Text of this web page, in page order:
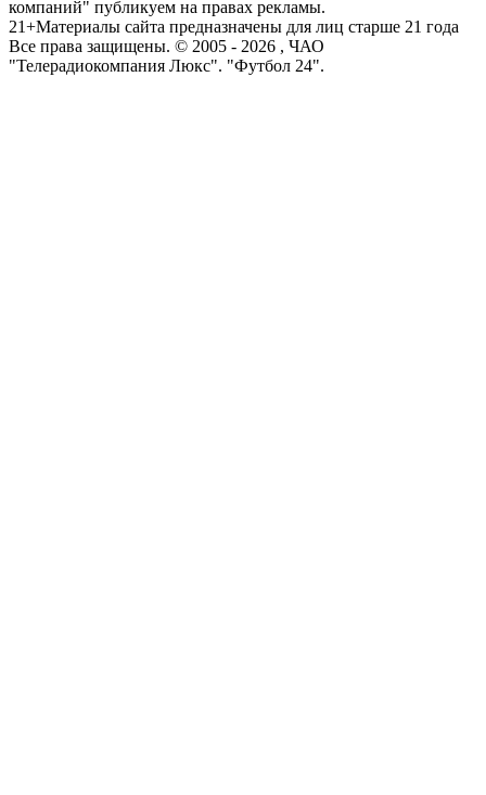
компаний" публикуем на правах рекламы.
21+Материалы сайта предназначены для лиц старше 21 года
Все права защищены. © 2005 - 2026 , ЧАО
"Телерадиокомпания Люкс". "Футбол 24".